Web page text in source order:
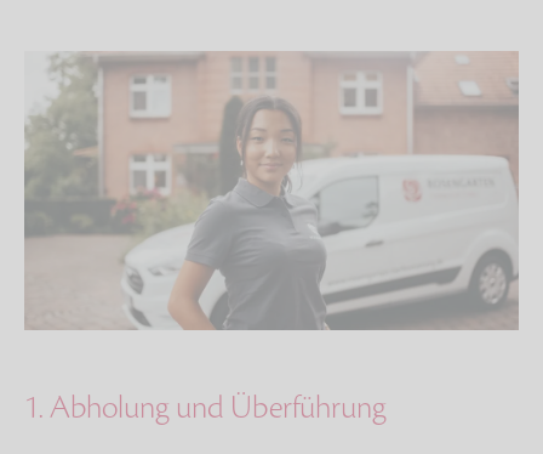
1. Abholung und Überführung